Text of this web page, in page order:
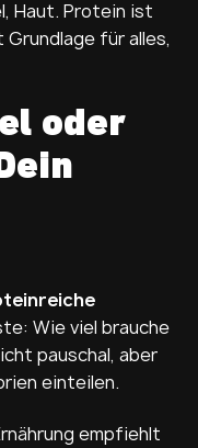
Haut. Protein ist
für alles,
oder
Wie viel brauche
pauschal, aber
einteilen.
empfiehlt